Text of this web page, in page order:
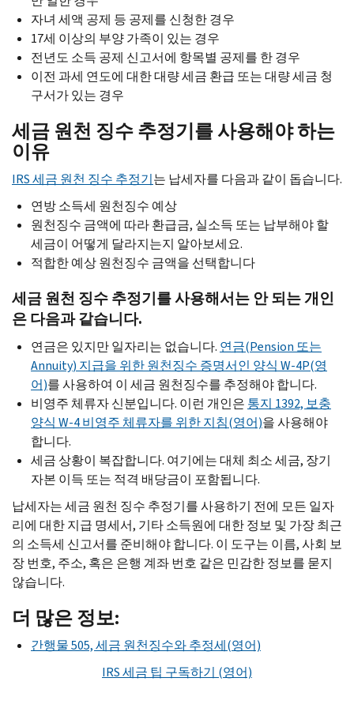
자녀 세액 공제 등 공제를 신청한 경우
17세 이상의 부양 가족이 있는 경우
전년도 소득 공제 신고서에 항목별 공제를 한 경우
이전 과세 연도에 대한 대량 세금 환급 또는 대량 세금 청
구서가 있는 경우
세금 원천 징수 추정기를 사용해야 하는
이유
IRS세금 원천 징수 추정기는 납세자를 다음과 같이 돕습니다.
연방 소득세 원천징수 예상
원천징수 금액에 따라 환급금, 실소득 또는 납부해야 할
세금이 어떻게 달라지는지 알아보세요.
적합한 예상 원천징수 금액을 선택합니다
세금 원천 징수 추정기를 사용해서는 안 되는 개인
은 다음과 같습니다.
연금은 있지만 일자리는 없습니다. 연금(Pension 또는
Annuity) 지급을 위한 원천징수 증명서인 양식 W-4P(영
어)를 사용하여 이 세금 원천징수를 추정해야 합니다.
비영주 체류자 신분입니다. 이런 개인은 통지 1392, 보충
양식 W-4 비영주 체류자를 위한 지침(영어)을 사용해야
합니다.
세금 상황이 복잡합니다. 여기에는 대체 최소 세금, 장기
자본 이득 또는 적격 배당금이 포함됩니다.
납세자는 세금 원천 징수 추정기를 사용하기 전에 모든 일자
리에 대한 지급 명세서, 기타 소득원에 대한 정보 및 가장 최근
의 소득세 신고서를 준비해야 합니다. 이 도구는 이름, 사회 보
장 번호, 주소, 혹은 은행 계좌 번호 같은 민감한 정보를 묻지
않습니다.
더 많은 정보:
간행물 505, 세금 원천징수와 추정세(영어)
IRS세금 팁 구독하기 (영어)